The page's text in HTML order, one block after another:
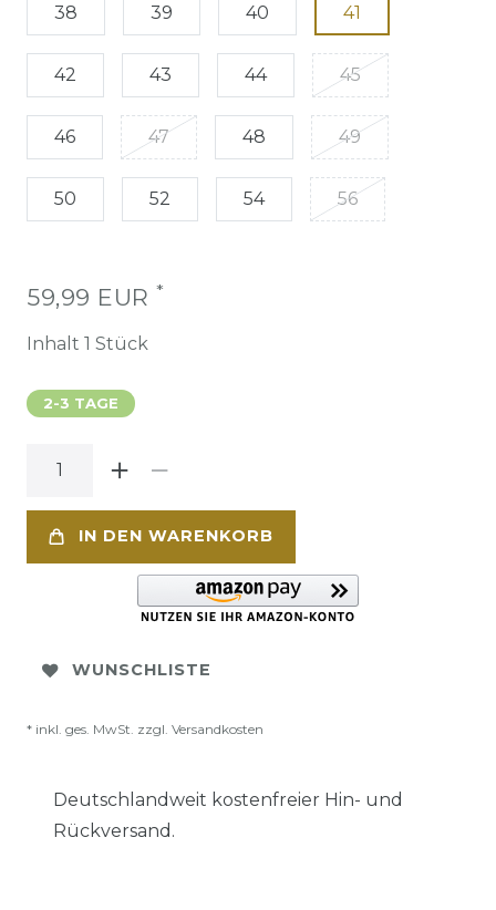
38 39 40 41
42 43 44 45
46 47 48 49
50 52 54 56
59,99 EUR *
Inhalt 1 Stück
2-3 TAGE
IN DEN WARENKORB
WUNSCHLISTE
* inkl. ges. MwSt. zzgl. Versandkosten
Deutschlandweit kostenfreier Hin- und
Rückversand.